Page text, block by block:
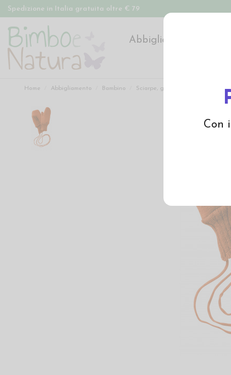
Con
Spedizione in Italia gratuita oltre € 79
Abbigliamento
Home Abbigliamento Bambino Sciarpe, guanti, foulards